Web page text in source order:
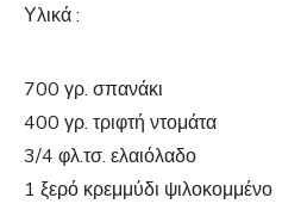
Υλικά :
700 γρ. σπανάκι
400 γρ. τριφτή ντομάτα
3/4 φλ.τσ. ελαιόλαδο
1 ξερό κρεμμύδι ψιλοκομμένο